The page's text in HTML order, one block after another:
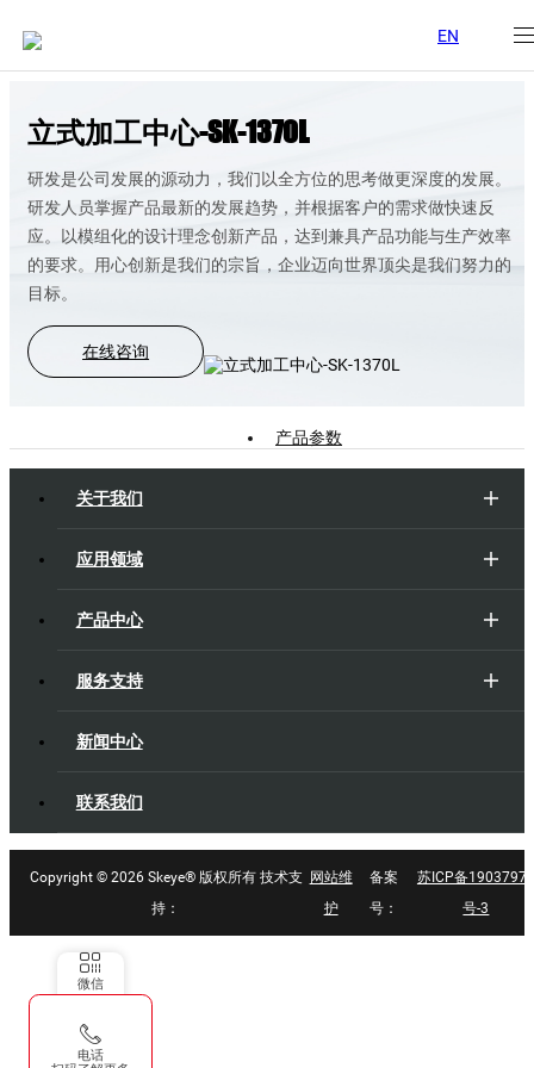
EN
立式加工中心-SK-1370L
研发是公司发展的源动力，我们以全方位的思考做更深度的发展。
研发人员掌握产品最新的发展趋势，并根据客户的需求做快速反
应。以模组化的设计理念创新产品，达到兼具产品功能与生产效率
的要求。用心创新是我们的宗旨，企业迈向世界顶尖是我们努力的
目标。
在线咨询
产品参数
关于我们
应用领域
产品中心
服务支持
新闻中心
联系我们
Copyright © 2026 Skeye® 版权所有 技术支
持：
网站维
护
备案
号：
苏ICP备19037976
号-3
微信
电话